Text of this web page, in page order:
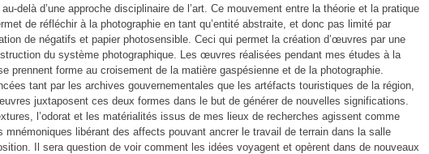
au-delà d’une approche disciplinaire de l’art. Ce mouvement entre la théorie et la pratique
de réfléchir à la photographie en tant qu’entité abstraite, et donc pas limité par
de négatifs et papier photosensible. Ceci qui permet la création d’œuvres par une
du système photographique. Les œuvres réalisées pendant mes études à la
prennent forme au croisement de la matière gaspésienne et de la photographie.
tant par les archives gouvernementales que les artéfacts touristiques de la région,
juxtaposent ces deux formes dans le but de générer de nouvelles significations.
l’odorat et les matérialités issus de mes lieux de recherches agissent comme
mnémoniques libérant des affects pouvant ancrer le travail de terrain dans la salle
Il sera question de voir comment les idées voyagent et opèrent dans de nouveaux